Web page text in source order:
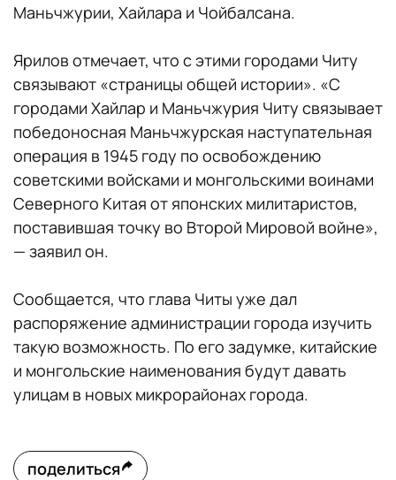
Маньчжурии, Хайлара и Чойбалсана.
Ярилов отмечает, что с этими городами Читу
связывают «страницы общей истории». «С
городами Хайлар и Маньчжурия Читу связывает
победоносная Маньчжурская наступательная
операция в 1945 году по освобождению
советскими войсками и монгольскими воинами
Северного Китая от японских милитаристов,
поставившая точку во Второй Мировой войне»,
— заявил он.
Сообщается, что глава Читы уже дал
распоряжение администрации города изучить
такую возможность. По его задумке, китайские
и монгольские наименования будут давать
улицам в новых микрорайонах города.
поделиться